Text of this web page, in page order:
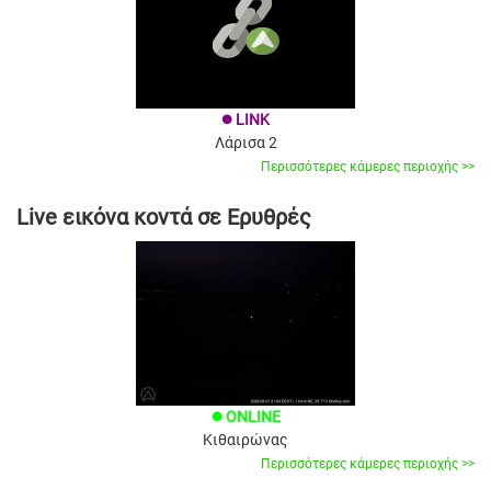
brightness_1 LINK
Λάρισα 2
Περισσότερες κάμερες περιοχής >>
Live εικόνα κοντά σε Ερυθρές
brightness_1 ONLINE
Κιθαιρώνας
Περισσότερες κάμερες περιοχής >>